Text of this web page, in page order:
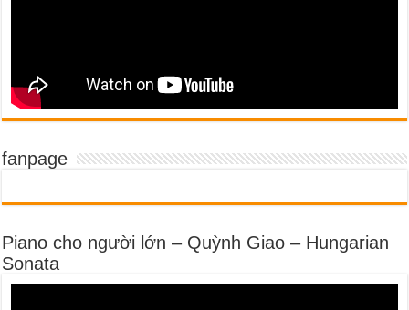
fanpage
Piano cho người lớn – Quỳnh Giao – Hungarian
Sonata